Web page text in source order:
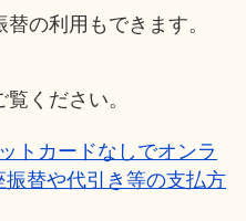
の利用もできます。
ください。
トカードなしでオンラ
替や代引き等の支払方